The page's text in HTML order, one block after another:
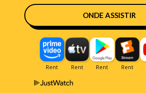
ONDE ASSISTIR